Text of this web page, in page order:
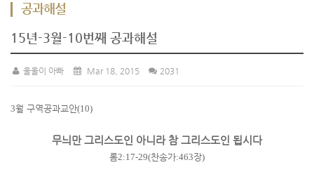
공과해설
15년-3월-10번째 공과해설
울울이 아빠 Mar 18, 2015 2031
3월 구역공과교안(10)
무늬만 그리스도인 아니라 참 그리스도인 됩시다
롬2:17-29(찬송가:463장)